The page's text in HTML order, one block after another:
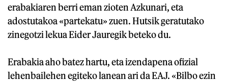
erabakiaren berri eman zioten Azkunari, eta
adostutakoa «partekatu» zuen. Hutsik geratutako
zinegotzi lekua Eider Jauregik beteko du.
Erabakia aho batez hartu, eta izendapena ofizial
lehenbailehen egiteko lanean ari da EAJ. «Bilbo ezin